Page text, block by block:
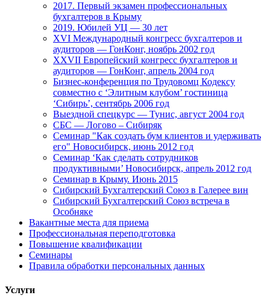
2017. Первый экзамен профессиональных
бухгалтеров в Крыму
2019. Юбилей УЦ — 30 лет
XVI Международный конгресс бухгалтеров и
аудиторов — ГонКонг, ноябрь 2002 год
XXVII Европейский конгресс бухгалтеров и
аудиторов — ГонКонг, апрель 2004 год
Бизнес-конференция по Трудовомц Кодексу
совместно с ‘Элитным клубом’ гостиница
‘Сибирь’, сентябрь 2006 год
Выездной спецкурс — Тунис, август 2004 год
СБС — Логово – Сибиряк
Семинар "Как создать бум клиентов и удерживать
его" Новосибирск, июнь 2012 год
Семинар ‘Как сделать сотрудников
продуктивными’ Новосибирск, апрель 2012 год
Семинар в Крыму. Июнь 2015
Сибирский Бухгалтерский Союз в Галерее вин
Сибирский Бухгалтерский Союз встреча в
Особняке
Вакантные места для приема
Профессиональная переподготовка
Повышение квалификации
Семинары
Правила обработки персональных данных
Услуги